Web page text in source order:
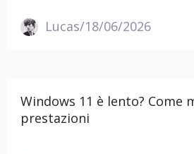
Lucas/18/06/2026
Windows 11 è lento? Come
prestazioni